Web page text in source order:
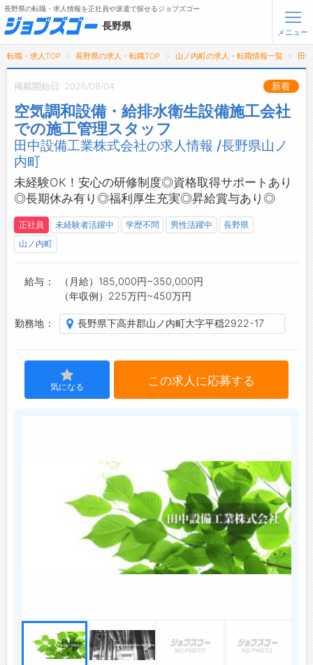
メニュー
トップ
詳細情報で求人を探す
タップで簡単に求人を探す
【初めての方へ】
転職支援サービスについて
転職支援サービス
転職ノウハウ(応募書類の書き方・面接対策など)
転職・採用コラム
ジョブズゴーについて
お問い合わせ
長野県の転職・求人情報を正社員や派遣で探せるジョブズゴー
長野県
メニュー
転職・求人TOP 長野県の求人・転職TOP 山ノ内町の求人・転職情報一覧 田
掲載開始日: 2026/08/04 新着
空気調和設備・給排水衛生設備施工会社
での施工管理スタッフ
田中設備工業株式会社の求人情報 /長野県山ノ
内町
未経験OK！安心の研修制度◎資格取得サポートあり
◎長期休み有り◎福利厚生充実◎昇給賞与あり◎
正社員 未経験者活躍中 学歴不問 男性活躍中
長野県
山ノ内町
給与
（月給）185,000円~350,000円
（年収例）225万円~450万円
勤務地 長野県下高井郡山ノ内町大字平穏2922-17
気になる この求人に応募する